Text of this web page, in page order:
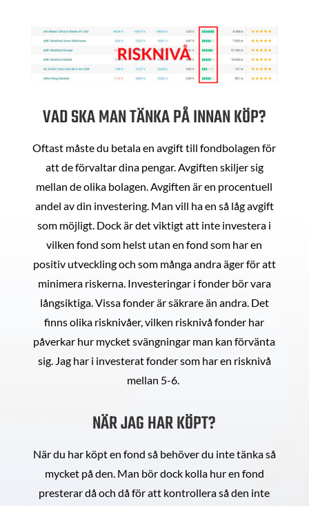
VAD SKA MAN TÄNKA PÅ INNAN KÖP?
Oftast måste du betala en avgift till fondbolagen för
att de förvaltar dina pengar. Avgiften skiljer sig
mellan de olika bolagen. Avgiften är en procentuell
andel av din investering. Man vill ha en så låg avgift
som möjligt. Dock är det viktigt att inte investera i
vilken fond som helst utan en fond som har en
positiv utveckling och som många andra äger för att
minimera riskerna. Investeringar i fonder bör vara
långsiktiga. Vissa fonder är säkrare än andra. Det
finns olika risknivåer, vilken risknivå fonder har
påverkar hur mycket svängningar man kan förvänta
sig. Jag har i investerat fonder som har en risknivå
mellan 5-6.
NÄR JAG HAR KÖPT?
När du har köpt en fond så behöver du inte tänka så
mycket på den. Man bör dock kolla hur en fond
presterar då och då för att kontrollera så den inte